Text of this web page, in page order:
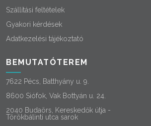
Szállítási feltételek
Gyakori kérdések
Adatkezelési tájékoztató
BEMUTATÓTEREM
7622 Pécs, Batthyány u. 9.
8600 Siófok, Vak Bottyán u. 24.
2040 Budaörs, Kereskedők útja -
Törökbálinti utca sarok